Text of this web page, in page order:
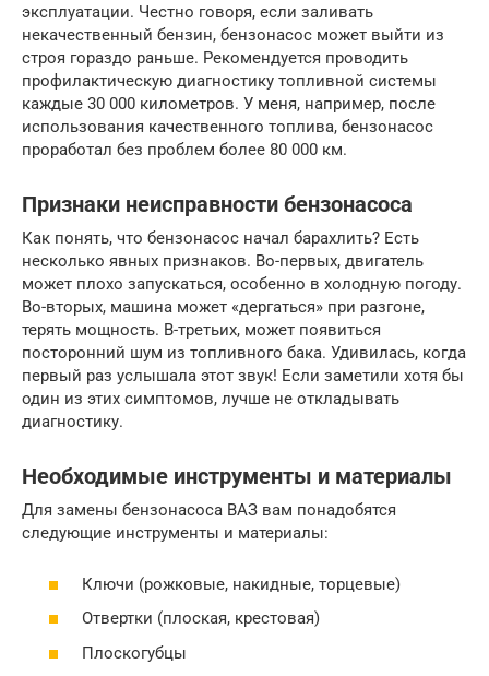
эксплуатации. Честно говоря, если заливать
некачественный бензин, бензонасос может выйти из
строя гораздо раньше. Рекомендуется проводить
профилактическую диагностику топливной системы
каждые 30 000 километров. У меня, например, после
использования качественного топлива, бензонасос
проработал без проблем более 80 000 км.
Признаки неисправности бензонасоса
Как понять, что бензонасос начал барахлить? Есть
несколько явных признаков. Во-первых, двигатель
может плохо запускаться, особенно в холодную погоду.
Во-вторых, машина может «дергаться» при разгоне,
терять мощность. В-третьих, может появиться
посторонний шум из топливного бака. Удивилась, когда
первый раз услышала этот звук! Если заметили хотя бы
один из этих симптомов, лучше не откладывать
диагностику.
Необходимые инструменты и материалы
Для замены бензонасоса ВАЗ вам понадобятся
следующие инструменты и материалы:
Ключи (рожковые, накидные, торцевые)
Отвертки (плоская, крестовая)
Плоскогубцы